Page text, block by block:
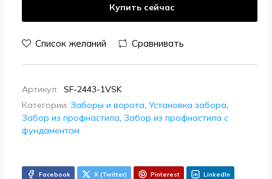
Купить сейчас
Список желаний Сравнивать
Артикул: SF-2443-1VSK
Категории: Заборы и ворота, Установка забора,
Забор из профнастила, Забор из профнастила с
фундаментом
Facebook X (Twitter) Pinterest LinkedIn